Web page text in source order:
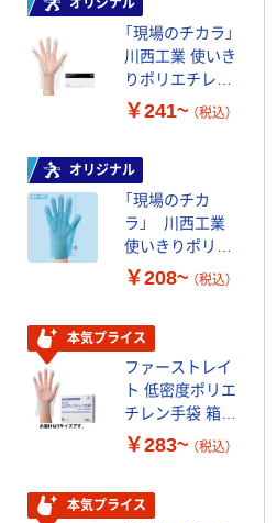
オリジナル
「現場のチカラ」
川西工業 使いき
りポリエチレン
手袋15μ HDPE
￥241~ （税込）
オリジナル
「現場のチカ
ラ」 川西工業
使いきりポリエ
チレン手袋 外エ
￥208~ （税込）
本気プライス
ファーストレイ
ト 低密度ポリエ
チレン手袋 箱入
り
￥283~ （税込）
本気プライス